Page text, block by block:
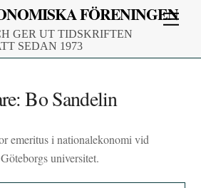
FÖRENINGEN
GER UT TIDSKRIFTEN
SEDAN 1973
Bo Sandelin
emeritus i nationalekonomi vid
universitet.